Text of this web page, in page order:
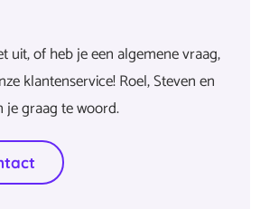
uit, of heb je een algemene vraag,
klantenservice! Roel, Steven en
je graag te woord.